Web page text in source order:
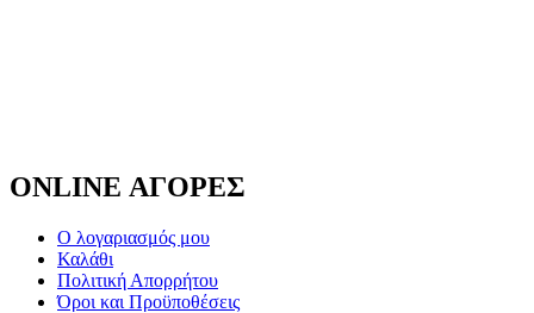
ONLINE ΑΓΟΡΕΣ
Ο λογαριασμός μου
Καλάθι
Πολιτική Απορρήτου
Όροι και Προϋποθέσεις